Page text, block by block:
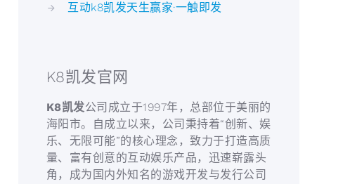
互动k8凯发天生赢家·一触即发
K8凯发官网
K8凯发公司成立于1997年，总部位于美丽的
海阳市。自成立以来，公司秉持着“创新、娱
乐、无限可能”的核心理念，致力于打造高质
量、富有创意的互动娱乐产品，迅速崭露头
角，成为国内外知名的游戏开发与发行公司